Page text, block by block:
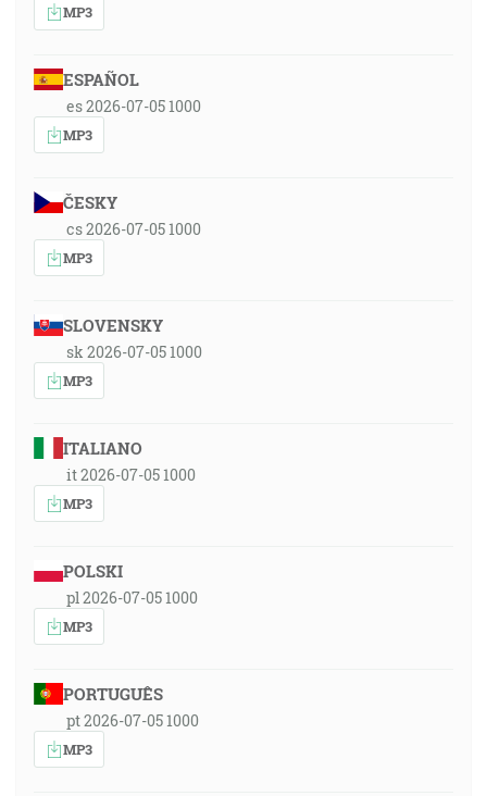
MP3
ESPAÑOL
es 2026-07-05 1000
MP3
ČESKY
cs 2026-07-05 1000
MP3
SLOVENSKY
sk 2026-07-05 1000
MP3
ITALIANO
it 2026-07-05 1000
MP3
POLSKI
pl 2026-07-05 1000
MP3
PORTUGUÊS
pt 2026-07-05 1000
MP3